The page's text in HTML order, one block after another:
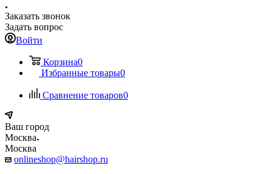
Заказать звонок
Задать вопрос
Войти
Корзина0
Избранные товары0
Сравнение товаров0
Ваш город
Москва
Москва
onlineshop@hairshop.ru